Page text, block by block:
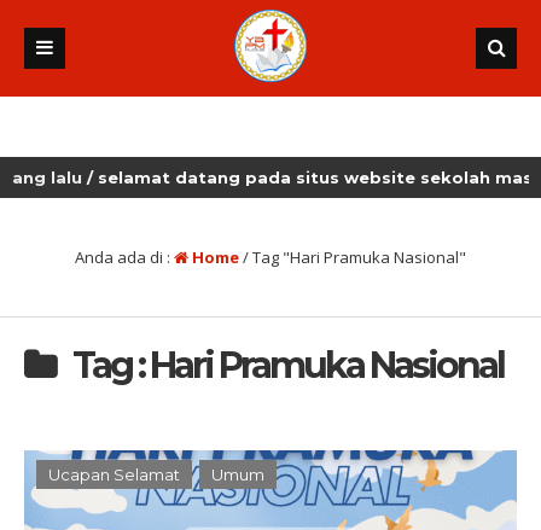
lalu/ selamat datang pada situs website sekolah masehi
Anda ada di : Home/Tag "Hari Pramuka Nasional"
Tag : Hari Pramuka Nasional
Ucapan Selamat Umum